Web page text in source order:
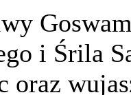
i Śrila
oraz